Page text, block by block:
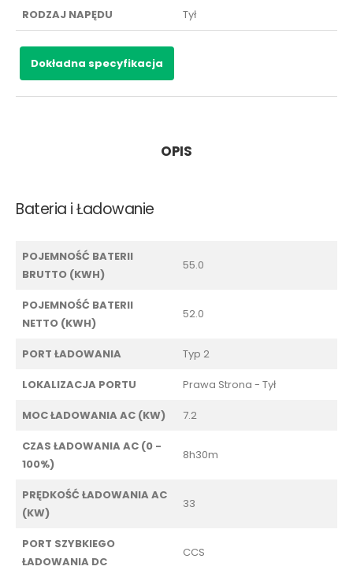
RODZAJ NAPĘDU Tył
Dokładna specyfikacja
OPIS
Bateria i Ładowanie
POJEMNOŚĆ BATERII
BRUTTO (KWH)
55.0
POJEMNOŚĆ BATERII
NETTO (KWH)
52.0
PORT ŁADOWANIA Typ 2
LOKALIZACJA PORTU Prawa Strona - Tył
MOC ŁADOWANIA AC (KW) 7.2
CZAS ŁADOWANIA AC (0 -
100%)
8h30m
PRĘDKOŚĆ ŁADOWANIA AC
(KW)
33
PORT SZYBKIEGO
ŁADOWANIA DC
CCS